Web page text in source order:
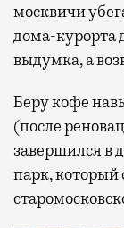
москвичи
дома-курорта
выдумка, а
Беру кофе
(после
завершился в
парк, который